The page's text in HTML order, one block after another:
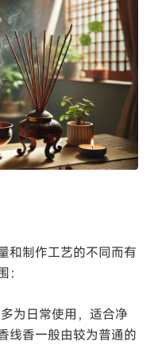
和制作工艺的不同而有
为日常使用，适合净
线香一般由较为普通的